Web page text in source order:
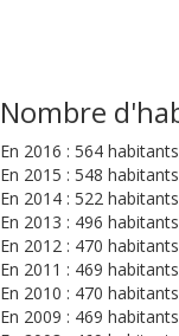
Nombre
En 2016 : 564 habitants
En 2015 : 548 habitants
En 2014 : 522 habitants
En 2013 : 496 habitants
En 2012 : 470 habitants
En 2011 : 469 habitants
En 2010 : 470 habitants
En 2009 : 469 habitants